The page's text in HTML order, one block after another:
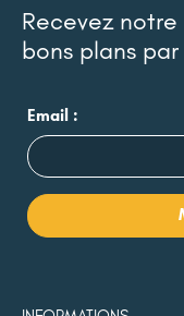
Recevez
bons plans
Email :